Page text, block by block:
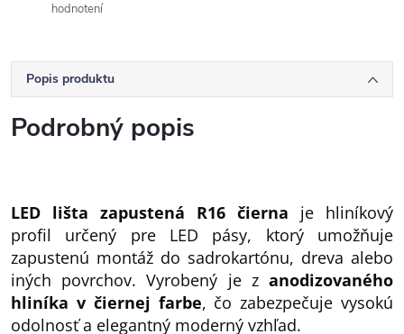
hodnotení
Popis produktu
Podrobný popis
LED lišta zapustená R16 čierna je hliníkový
profil určený pre LED pásy, ktorý umožňuje
zapustenú montáž do sadrokartónu, dreva alebo
iných povrchov. Vyrobený je z anodizovaného
hliníka v čiernej farbe, čo zabezpečuje vysokú
odolnosť a elegantný moderný vzhľad.